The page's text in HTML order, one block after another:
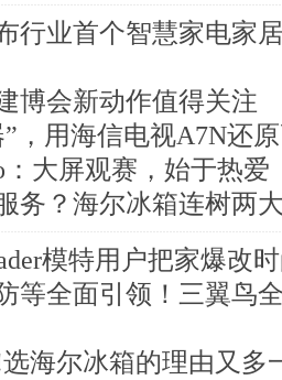
行业首个智慧家电家
博会新动作值得关注
，用海信电视A7N还
大屏观赛，始于热爱
务？海尔冰箱连树两
模特用户把家爆改
等全面引领！三翼鸟
海尔冰箱的理由又多